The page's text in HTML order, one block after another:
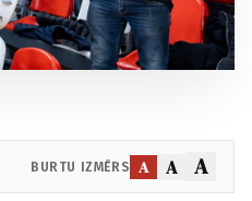
BURTU IZMĒRS A A A